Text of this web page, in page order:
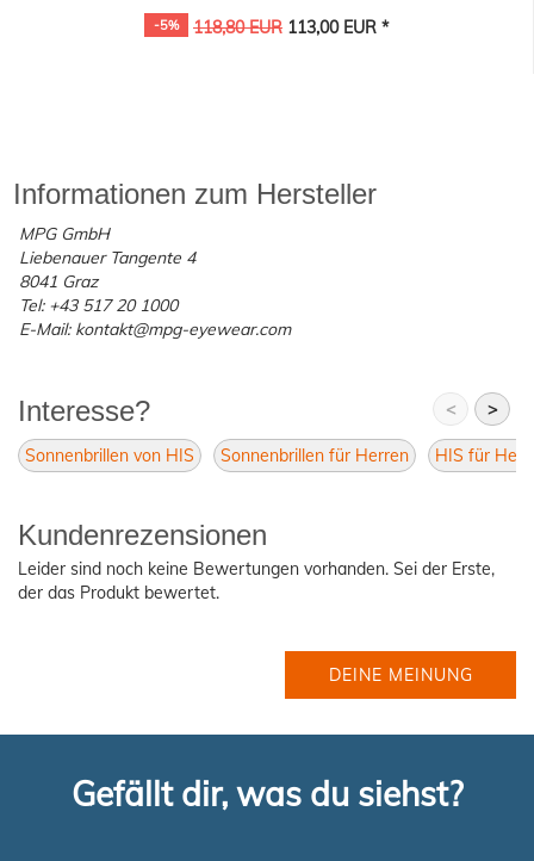
-5% 118,80 EUR 113,00 EUR *
Informationen zum Hersteller
MPG GmbH
Liebenauer Tangente 4
8041 Graz
Tel: +43 517 20 1000
E-Mail: kontakt@mpg-eyewear.com
Interesse? < >
Sonnenbrillen von HIS Sonnenbrillen für Herren HIS für
Kundenrezensionen
Leider sind noch keine Bewertungen vorhanden. Sei der Erste,
der das Produkt bewertet.
DEINE MEINUNG
Gefällt dir, was du siehst?